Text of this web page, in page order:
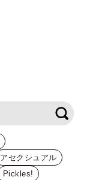
アセクシュアル
Pickles!